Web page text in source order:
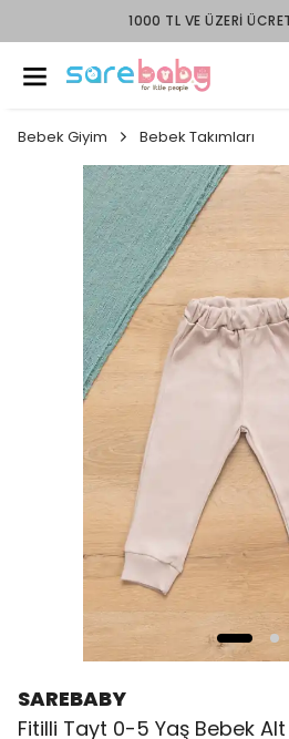
1000 TL VE ÜZERI
Bebek Giyim Bebek Takımları
SAREBABY
Fitilli Tayt 0-5 Yaş Bebek